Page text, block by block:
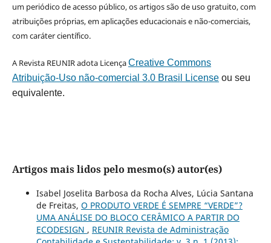
um periódico de acesso público, os artigos são de uso gratuito, com
atribuições próprias, em aplicações educacionais e não-comerciais,
com caráter científico.
A Revista REUNIR adota LicençaCreative Commons
Atribuição-Uso não-comercial 3.0 Brasil Licenseou seu
equivalente.
Artigos mais lidos pelo mesmo(s) autor(es)
Isabel Joselita Barbosa da Rocha Alves, Lúcia Santana
de Freitas, O PRODUTO VERDE É SEMPRE “VERDE”?
UMA ANÁLISE DO BLOCO CERÂMICO A PARTIR DO
ECODESIGN , REUNIR Revista de Administração